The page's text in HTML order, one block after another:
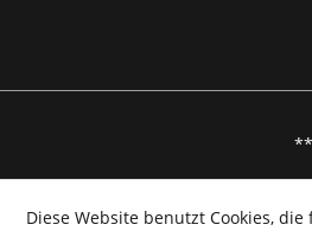
Diese Website benutzt Cookies,